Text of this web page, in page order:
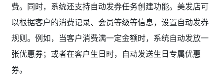
费。同时，系统还支持自动发券任务创建功能。美发店可
以根据客户的消费记录、会员等级等信息，设置自动发券
规则。例如，当客户消费满一定金额时，系统自动发放一
张优惠券；或者在客户生日时，自动发送生日专属优惠
券。